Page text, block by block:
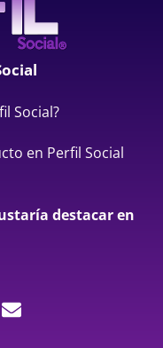
Social?
en Perfil Social
destacar en